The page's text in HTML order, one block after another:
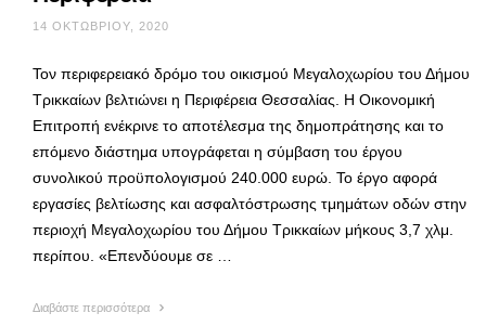
14 ΟΚΤΩΒΡΊΟΥ, 2020
Τον περιφερειακό δρόμο του οικισμού Μεγαλοχωρίου του Δήμου
Τρικκαίων βελτιώνει η Περιφέρεια Θεσσαλίας. Η Οικονομική
Επιτροπή ενέκρινε το αποτέλεσμα της δημοπράτησης και το
επόμενο διάστημα υπογράφεται η σύμβαση του έργου
συνολικού προϋπολογισμού 240.000 ευρώ. Το έργο αφορά
εργασίες βελτίωσης και ασφαλτόστρωσης τμημάτων οδών στην
περιοχή Μεγαλοχωρίου του Δήμου Τρικκαίων μήκους 3,7 χλμ.
περίπου. «Επενδύουμε σε …
Διαβάστε περισσότερα